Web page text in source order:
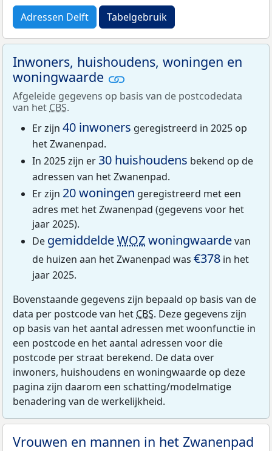
Adressen Delft Tabelgebruik
Inwoners, huishoudens, woningen en
woningwaarde
Afgeleide gegevens op basis van de postcodedata
van het CBS.
Er zijn 40 inwoners geregistreerd in 2025 op
het Zwanenpad.
In 2025 zijn er 30 huishoudens bekend op de
adressen van het Zwanenpad.
Er zijn 20 woningen geregistreerd met een
adres met het Zwanenpad (gegevens voor het
jaar 2025).
De gemiddeldeWOZwoningwaardevan
de huizen aan het Zwanenpad was €378 in het
jaar 2025.
Bovenstaande gegevens zijn bepaald op basis van de
data per postcode van het CBS. Deze gegevens zijn
op basis van het aantal adressen met woonfunctie in
een postcode en het aantal adressen voor die
postcode per straat berekend. De data over
inwoners, huishoudens en woningwaarde op deze
pagina zijn daarom een schatting/modelmatige
benadering van de werkelijkheid.
Vrouwen en mannen in het Zwanenpad